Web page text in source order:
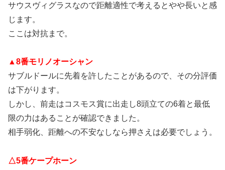
サウスヴィグラスなので距離適性で考えるとやや長いと感
じます。
ここは対抗まで。
▲8番モリノオーシャン
サブルドールに先着を許したことがあるので、その分評価
は下がります。
しかし、前走はコスモス賞に出走し8頭立ての6着と最低
限の力はあることが確認できました。
相手弱化、距離への不安なしなら押さえは必要でしょう。
△5番ケープホーン